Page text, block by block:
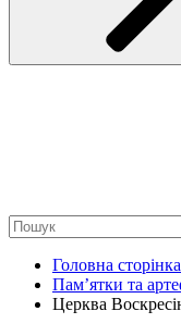
Головна сторінка
Пам’ятки та
Церква